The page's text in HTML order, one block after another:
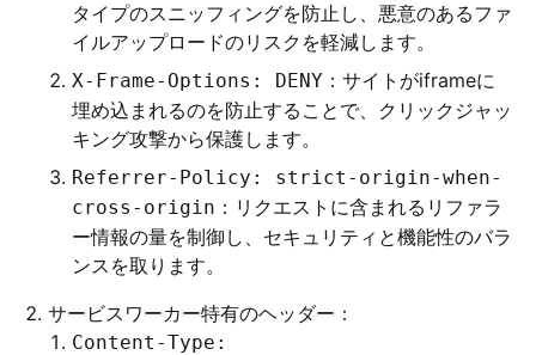
タイプのスニッフィングを防止し、悪意のあるファ
イルアップロードのリスクを軽減します。
X-Frame-Options: DENY ：サイトがiframeに
埋め込まれるのを防止することで、クリックジャッ
キング攻撃から保護します。
Referrer-Policy: strict-origin-when-
cross-origin ：リクエストに含まれるリファラ
ー情報の量を制御し、セキュリティと機能性のバラ
ンスを取ります。
サービスワーカー特有のヘッダー：
Content-Type: